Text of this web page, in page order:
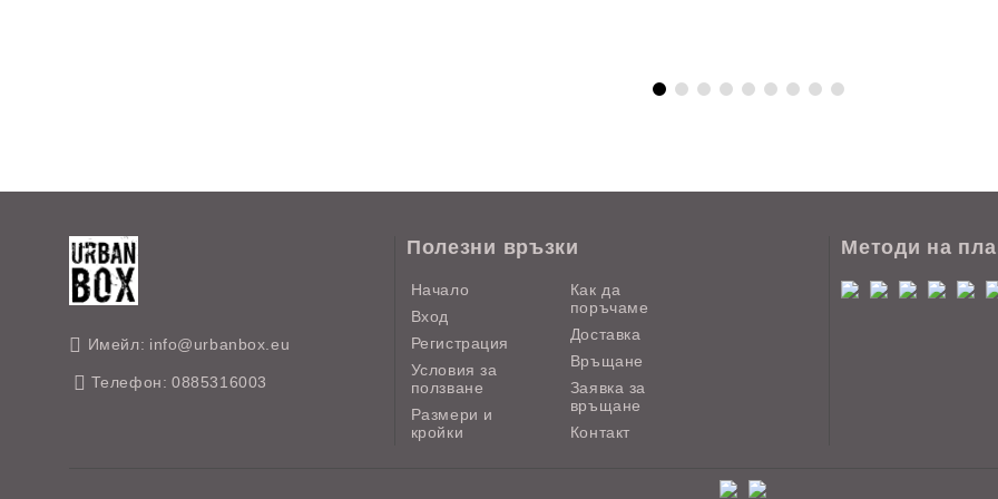
Имейл: info@urbanbox.eu
Телефон: 0885316003
Полезни връзки
Начало
Вход
Регистрация
Условия за
ползване
Размери и
кройки
Как да
поръчаме
Доставка
Връщане
Заявка за
връщане
Контакт
Методи на